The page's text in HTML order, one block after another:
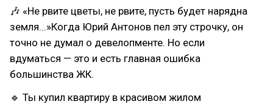
🎶 «Не рвите цветы, не рвите, пусть будет нарядна
земля...»Когда Юрий Антонов пел эту строчку, он
точно не думал о девелопменте. Но если
вдуматься — это и есть главная ошибка
большинства ЖК.
🔹 Ты купил квартиру в красивом жилом